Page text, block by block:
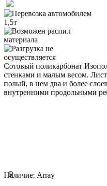
Сотовый поликарбонат
стенками и малым весом. Лист
полый, в нем два и более
внутренними продольными
Наличие: Array
P